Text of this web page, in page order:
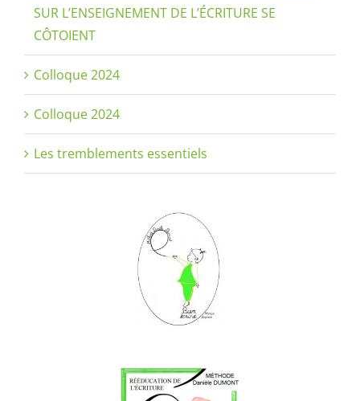
SUR L’ENSEIGNEMENT DE L’ÉCRITURE SE
CÔTOIENT
Colloque 2024
Colloque 2024
Les tremblements essentiels